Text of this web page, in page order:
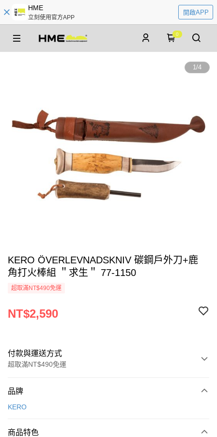
HME
立刻使用官方APP
開啟APP
0
1/4
KERO ÖVERLEVNADSKNIV 碳鋼戶外刀+鹿
角打火棒組 ＂求生＂ 77-1150
超取滿NT$490免運
NT$2,590
付款與運送方式
超取滿NT$490免運
信用卡一次付款
3 期 0 利率 每期
品牌
KERO
商品特色